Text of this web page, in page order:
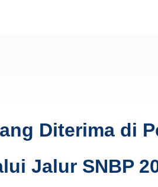
Diterima di
Jalur SNBP